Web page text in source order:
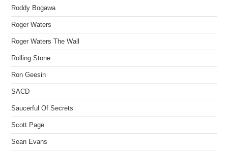
Roddy Bogawa
Roger Waters
Roger Waters The Wall
Rolling Stone
Ron Geesin
SACD
Saucerful Of Secrets
Scott Page
Sean Evans